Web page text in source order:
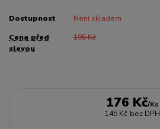
Dostupnost Není skladem
Cena před
slevou
195 Kč
176 Kč/Ks
145 Kč bez DPH